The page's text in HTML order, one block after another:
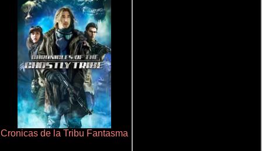
Cronicas de la Tribu Fantasma